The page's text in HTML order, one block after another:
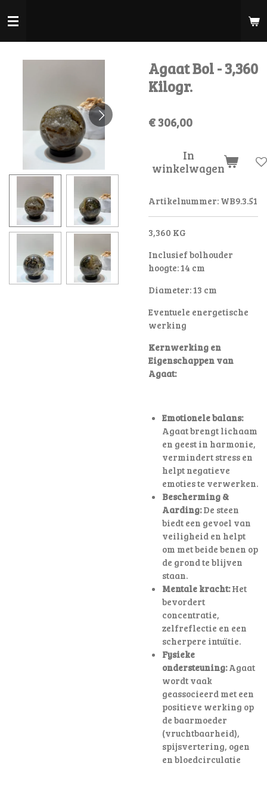
direct
Agaat Bol - 3,360
Kilogr.
€ 306,00
In
winkelwagen
Artikelnummer: WB9.3.51
3,360 KG
Inclusief bolhouder
hoogte: 14 cm
Diameter: 13 cm
Eventuele energetische
werking
Kernwerking en
Eigenschappen van
Agaat:
Emotionele balans:
Agaat brengt lichaam
en geest in harmonie,
vermindert stress en
helpt negatieve
emoties te verwerken.
Bescherming &
Aarding:De steen
biedt een gevoel van
veiligheid en helpt
om met beide benen op
de grond te blijven
staan.
Mentale kracht:Het
bevordert
concentratie,
zelfreflectie en een
scherpere intuïtie.
Fysieke
ondersteuning:Agaat
wordt vaak
geassocieerd met een
positieve werking op
de baarmoeder
(vruchtbaarheid),
spijsvertering, ogen
en bloedcirculatie